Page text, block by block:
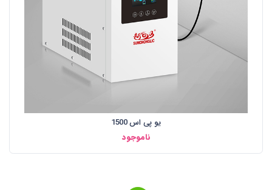
یو پی اس 1500
ناموجود